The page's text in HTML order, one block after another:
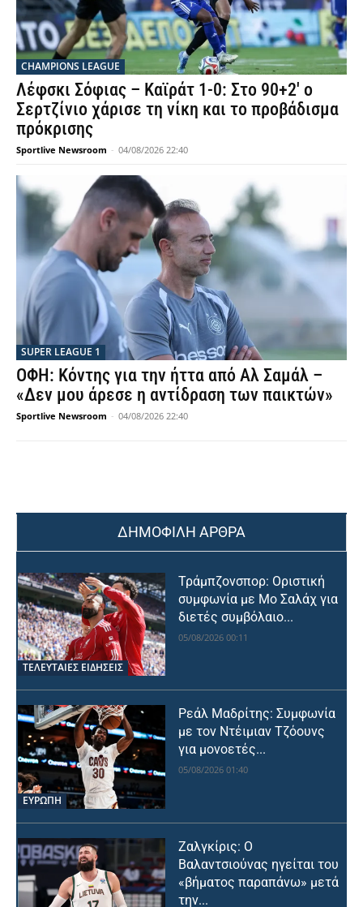
CHAMPIONS LEAGUE
Λέφσκι Σόφιας – Καϊράτ 1-0: Στο 90+2′ ο
Σερτζίνιο χάρισε τη νίκη και το προβάδισμα
πρόκρισης
Sportlive Newsroom - 04/08/2026 22:40
SUPER LEAGUE 1
ΟΦΗ: Κόντης για την ήττα από Αλ Σαμάλ –
«Δεν μου άρεσε η αντίδραση των παικτών»
Sportlive Newsroom - 04/08/2026 22:40
ΔΗΜΟΦΙΛΗ ΑΡΘΡΑ
ΤΕΛΕΥΤΑΙΕΣ ΕΙΔΗΣΕΙΣ
Τράμπζονσπορ: Οριστική
συμφωνία με Μο Σαλάχ για
διετές συμβόλαιο...
05/08/2026 00:11
ΕΥΡΩΠΗ
Ρεάλ Μαδρίτης: Συμφωνία
με τον Ντέιμιαν Τζόουνς
για μονοετές...
05/08/2026 01:40
Ζαλγκίρις: Ο
Βαλαντσιούνας ηγείται του
«βήματος παραπάνω» μετά
την...